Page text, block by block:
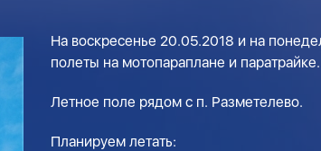
На воскресенье 20.05.2018 и на
полеты на мотопараплане и паратрайке.
Летное поле рядом с п. Разметелево.
Планируем летать: